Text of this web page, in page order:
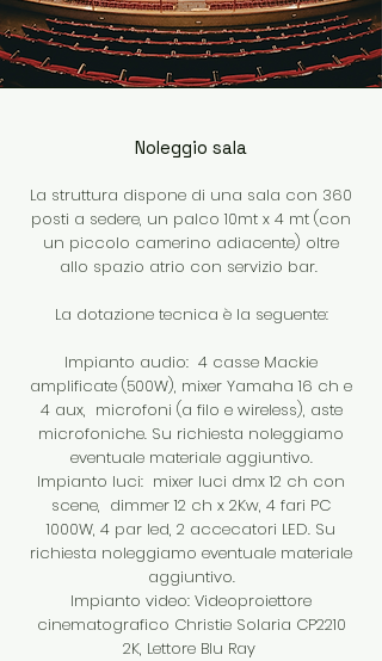
Noleggio sala
La struttura dispone di una sala con 360
posti a sedere, un palco 10mt x 4 mt (con
un piccolo camerino adiacente) oltre
allo spazio atrio con servizio bar.
La dotazione tecnica è la seguente:
Impianto audio: 4 casse Mackie
amplificate (500W), mixer Yamaha 16 ch e
4 aux, microfoni (a filo e wireless), aste
microfoniche. Su richiesta noleggiamo
eventuale materiale aggiuntivo.
Impianto luci: mixer luci dmx 12 ch con
scene, dimmer 12 ch x 2Kw, 4 fari PC
1000W, 4 par led, 2 accecatori LED. Su
richiesta noleggiamo eventuale materiale
aggiuntivo.
Impianto video: Videoproiettore
cinematografico Christie Solaria CP2210
2K, Lettore Blu Ray